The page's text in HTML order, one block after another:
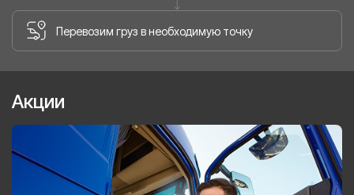
Перевозим груз в необходимую точку
Акции